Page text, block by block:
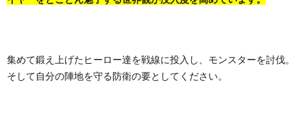
集めて鍛え上げたヒーロー達を戦線に投入し、モンスターを討伐。
そして自分の陣地を守る防衛の要としてください。